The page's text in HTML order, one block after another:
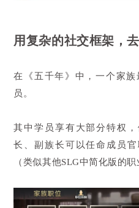
用复杂的社交框架，
在《五千年》中，一个家
员。
其中学员享有大部分特权
长、副族长可以任命成员
（类似其他SLG中简化版的职